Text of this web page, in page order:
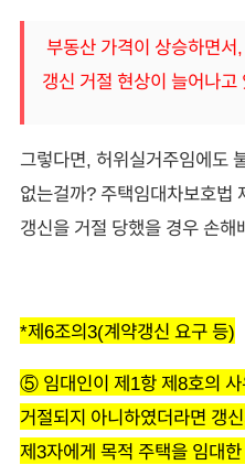
부동산 가격이 상승하면
갱신 거절 현상이 늘어나고
그렇다면, 허위실거주임에도
없는걸까? 주택임대차보호법
갱신을 거절 당했을 경우 손해
*제6조의3(계약갱신 요구 등)
⑤ 임대인이 제1항 제8호의 사
거절되지 아니하였더라면 갱
제3자에게 목적 주택을 임대